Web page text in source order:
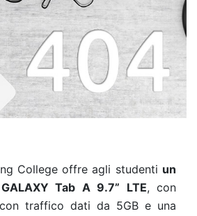
College offre agli studenti un
Tab A 9.7” LTE, con
traffico dati da 5GB e una